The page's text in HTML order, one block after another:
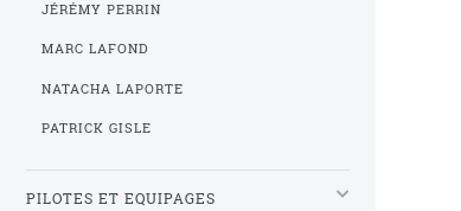
JÉRÉMY PERRIN
MARC LAFOND
NATACHA LAPORTE
PATRICK GISLE
PILOTES ET EQUIPAGES